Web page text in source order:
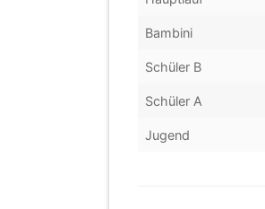
Bambini
Schüler B
Schüler A
Jugend